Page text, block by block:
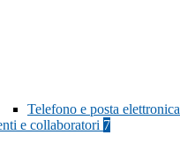
Telefono e posta elettronica
e collaboratori 7